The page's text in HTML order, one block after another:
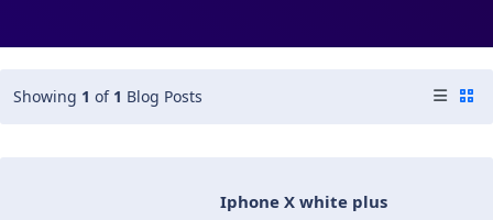
Showing 1 of 1 Blog Posts
Iphone X white plus